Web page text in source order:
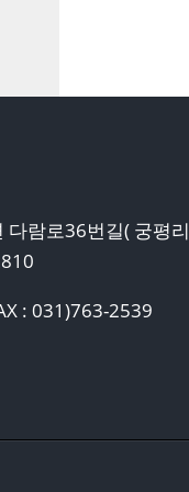
다람로36번길( 궁평리
: 031)763-2539